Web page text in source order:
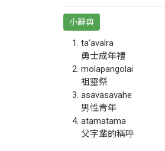
小辭典
ta‘avalra
勇士成年禮
molapangolai
祖靈祭
asavasavahe
男性青年
atamatama
父字輩的稱呼